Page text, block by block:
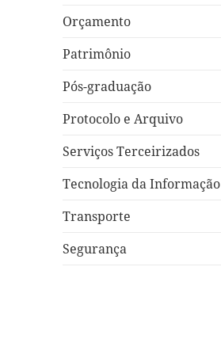
Orçamento
Patrimônio
Pós-graduação
Protocolo e Arquivo
Serviços Terceirizados
Tecnologia da Informação
Transporte
Segurança